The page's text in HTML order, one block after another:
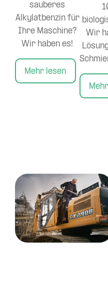
sauberes
Alkylatbenzin für
Ihre Maschine?
Wir haben es!
Mehr lesen
Wir